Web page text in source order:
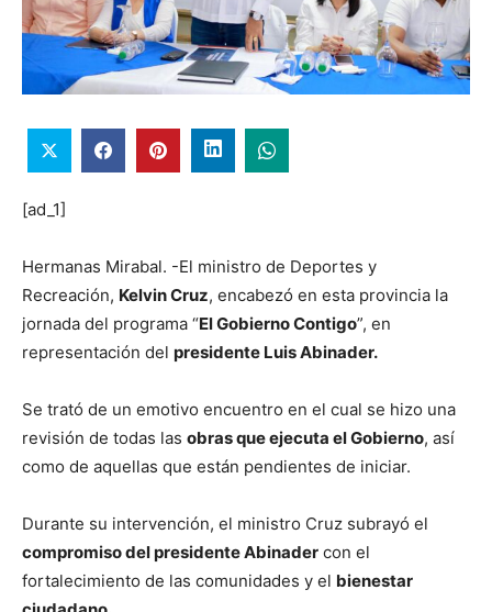
[ad_1]
Hermanas Mirabal. -El ministro de Deportes y
Recreación, Kelvin Cruz, encabezó en esta provincia la
jornada del programa “El Gobierno Contigo”, en
representación del presidente Luis Abinader.
Se trató de un emotivo encuentro en el cual se hizo una
revisión de todas las obras que ejecuta el Gobierno, así
como de aquellas que están pendientes de iniciar.
Durante su intervención, el ministro Cruz subrayó el
compromiso del presidente Abinader con el
fortalecimiento de las comunidades y el bienestar